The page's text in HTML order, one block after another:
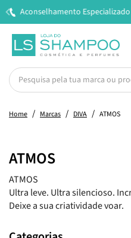
726 433
Home Marcas DIVA ATMOS
ATMOS
ATMOS
Ultra leve. Ultra silencioso.
Deixe a sua criatividade voar.